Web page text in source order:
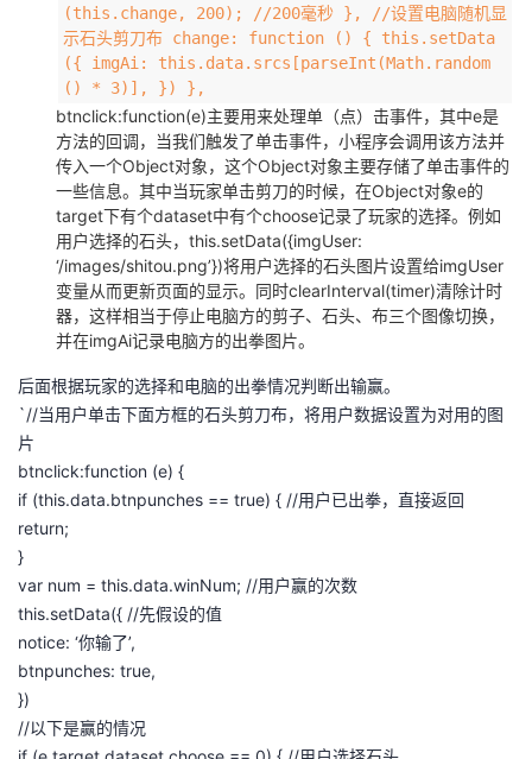
(this.change, 200); //200毫秒 }, //设置电脑随机显
示石头剪刀布 change: function () { this.setData
({ imgAi: this.data.srcs[parseInt(Math.random
() * 3)], }) },
btnclick:function(e)主要用来处理单（点）击事件，其中e是
方法的回调，当我们触发了单击事件，小程序会调用该方法并
传入一个Object对象，这个Object对象主要存储了单击事件的
一些信息。其中当玩家单击剪刀的时候，在Object对象e的
target下有个dataset中有个choose记录了玩家的选择。例如
用户选择的石头，this.setData({imgUser:
‘/images/shitou.png’})将用户选择的石头图片设置给imgUser
变量从而更新页面的显示。同时clearInterval(timer)清除计时
器，这样相当于停止电脑方的剪子、石头、布三个图像切换，
并在imgAi记录电脑方的出拳图片。
后面根据玩家的选择和电脑的出拳情况判断出输赢。
`//当用户单击下面方框的石头剪刀布，将用户数据设置为对用的图
片
btnclick:function (e) {
if (this.data.btnpunches == true) { //用户已出拳，直接返回
return;
}
var num = this.data.winNum; //用户赢的次数
this.setData({ //先假设的值
notice: ‘你输了’,
btnpunches: true,
})
//以下是赢的情况